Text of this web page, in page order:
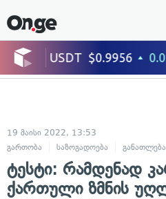
19 მაისი 2022, 13:53
გართობა
საზოგადოება განათლება
ტესტი: რამდენად
ქართული ზმნის